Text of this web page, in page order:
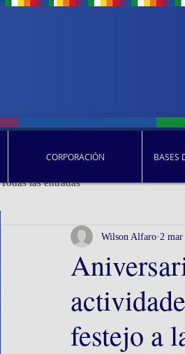
Todas las entradas
festejo a
Wilson Alfaro 2 mar
CORPORACIÓN BASES